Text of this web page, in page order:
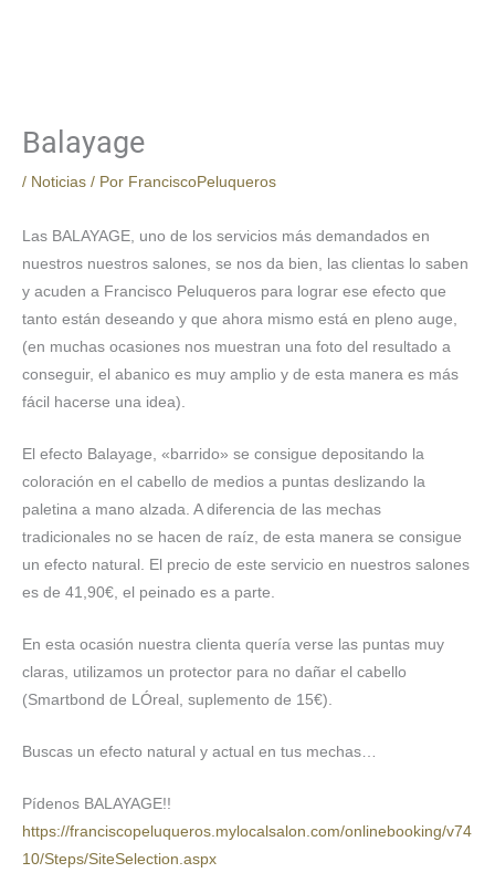
Balayage
/ Noticias / Por FranciscoPeluqueros
Las BALAYAGE, uno de los servicios más demandados en
nuestros nuestros salones, se nos da bien, las clientas lo saben
y acuden a Francisco Peluqueros para lograr ese efecto que
tanto están deseando y que ahora mismo está en pleno auge,
(en muchas ocasiones nos muestran una foto del resultado a
conseguir, el abanico es muy amplio y de esta manera es más
fácil hacerse una idea).
El efecto Balayage, «barrido» se consigue depositando la
coloración en el cabello de medios a puntas deslizando la
paletina a mano alzada. A diferencia de las mechas
tradicionales no se hacen de raíz, de esta manera se consigue
un efecto natural. El precio de este servicio en nuestros salones
es de 41,90€, el peinado es a parte.
En esta ocasión nuestra clienta quería verse las puntas muy
claras, utilizamos un protector para no dañar el cabello
(Smartbond de LÓreal, suplemento de 15€).
Buscas un efecto natural y actual en tus mechas…
Pídenos BALAYAGE!!
https://franciscopeluqueros.mylocalsalon.com/onlinebooking/v74
10/Steps/SiteSelection.aspx